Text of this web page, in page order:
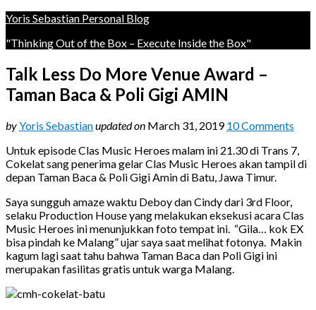
Yoris Sebastian Personal Blog
"Thinking Out of the Box – Execute Inside the Box"
Talk Less Do More Venue Award –
Taman Baca & Poli Gigi AMIN
byYoris Sebastianupdated on March 31, 2019 10 Comments
Untuk episode Clas Music Heroes malam ini 21.30 di Trans 7,
Cokelat sang penerima gelar Clas Music Heroes akan tampil di
depan Taman Baca & Poli Gigi Amin di Batu, Jawa Timur.
Saya sungguh amaze waktu Deboy dan Cindy dari 3rd Floor,
selaku Production House yang melakukan eksekusi acara Clas
Music Heroes ini menunjukkan foto tempat ini. “Gila… kok EX
bisa pindah ke Malang” ujar saya saat melihat fotonya. Makin
kagum lagi saat tahu bahwa Taman Baca dan Poli Gigi ini
merupakan fasilitas gratis untuk warga Malang.